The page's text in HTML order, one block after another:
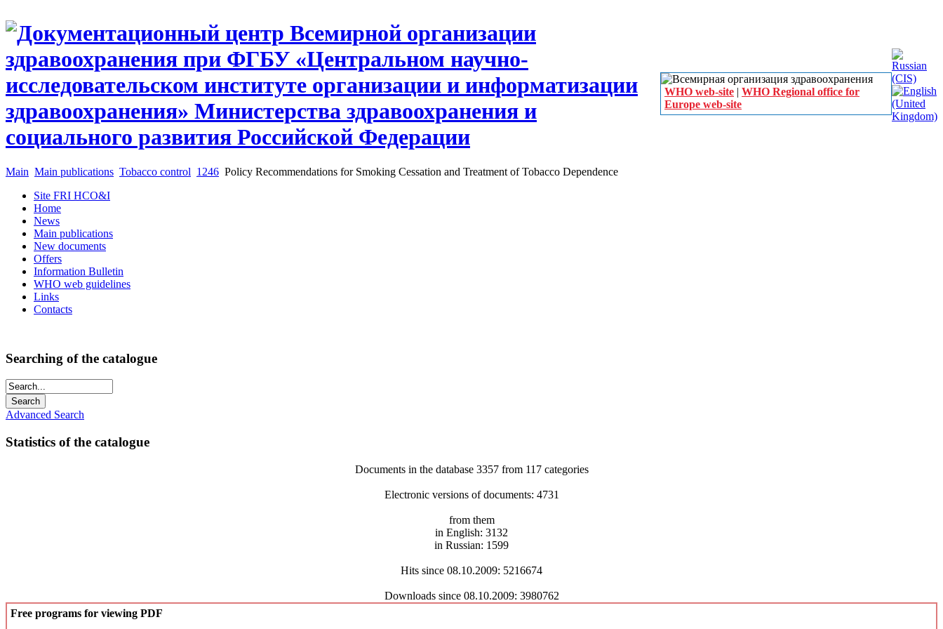
WHO web-site | WHO Regional office for
Europe web-site
Main Main publications Tobacco control 1246 Policy Recommendations for Smoking Cessation and Treatment of Tobacco Dependence
Site FRI HCO&I
Home
News
Main publications
New documents
Offers
Information Bulletin
WHO web guidelines
Links
Contacts
Searching of the catalogue
Advanced Search
Statistics of the catalogue
Documents in the database 3357 from 117 categories
Electronic versions of documents: 4731
from them
in English: 3132
in Russian: 1599
Hits since 08.10.2009: 5216674
Downloads since 08.10.2009: 3980762
Free programs for viewing PDF